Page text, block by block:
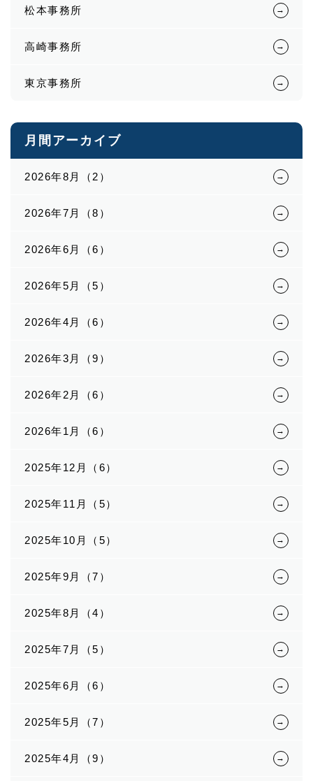
松本事務所
高崎事務所
東京事務所
月間アーカイブ
2026年8月（2）
2026年7月（8）
2026年6月（6）
2026年5月（5）
2026年4月（6）
2026年3月（9）
2026年2月（6）
2026年1月（6）
2025年12月（6）
2025年11月（5）
2025年10月（5）
2025年9月（7）
2025年8月（4）
2025年7月（5）
2025年6月（6）
2025年5月（7）
2025年4月（9）